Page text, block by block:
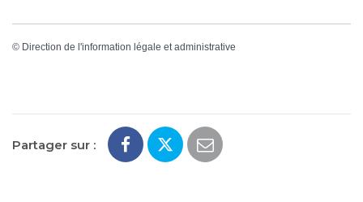
© Direction de l'information légale et administrative
Partager sur :